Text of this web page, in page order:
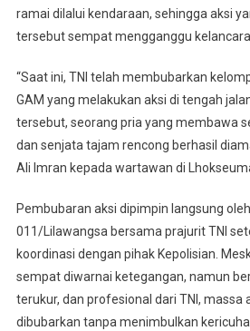
ramai dilalui kendaraan, sehingga aksi
tersebut sempat mengganggu
“Saat ini, TNI telah membubarkan
GAM yang melakukan aksi di tengah
tersebut, seorang pria yang membawa
dan senjata tajam rencong berhasil
Ali Imran kepada wartawan di
Pembubaran aksi dipimpin langsung
011/Lilawangsa bersama prajurit TNI
koordinasi dengan pihak Kepolisian.
sempat diwarnai ketegangan, namun
terukur, dan profesional dari TNI, massa
dibubarkan tanpa menimbulkan